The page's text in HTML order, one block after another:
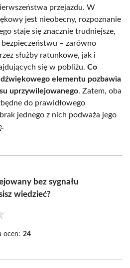
przejazdu. W
jest nieobecny, rozpoznanie
staje się znacznie trudniejsze,
– zarówno
służby ratunkowe, jak i
się w pobliżu. Co
elementu pozbawia
uprzywilejowanego. Zatem, oba
do prawidłowego
jednego z nich podważa jego
bez sygnału
wiedzieć?
ocen: 24